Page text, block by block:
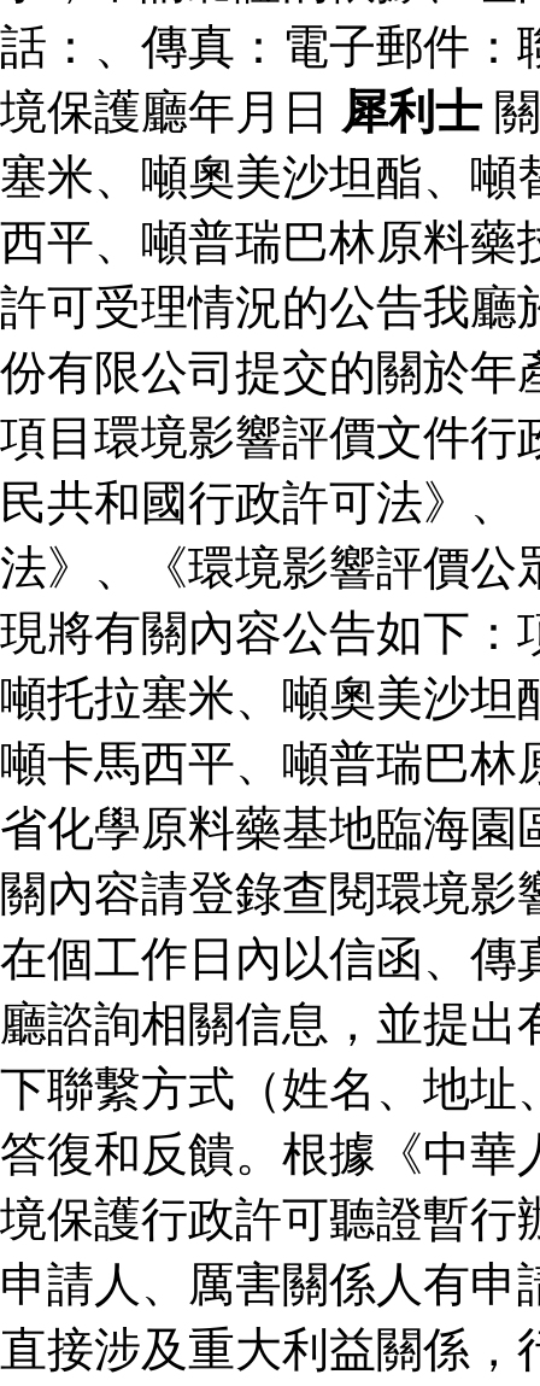
話：、傳真：電子郵件：
境保護廳年月日 犀利士
塞米、噸奧美沙坦酯、噸
西平、噸普瑞巴林原料藥
許可受理情況的公告我廳
份有限公司提交的關於年
項目環境影響評價文件行
民共和國行政許可法》
法》、《環境影響評價公
現將有關內容公告如下：
噸托拉塞米、噸奧美沙坦
噸卡馬西平、噸普瑞巴林
省化學原料藥基地臨海園
關內容請登錄查閱環境
在個工作日內以信函、傳
廳諮詢相關信息，並提
下聯繫方式（姓名、地址
答復和反饋。根據《中華
境保護行政許可聽證暫行
申請人、厲害關係人有
直接涉及重大利益關係